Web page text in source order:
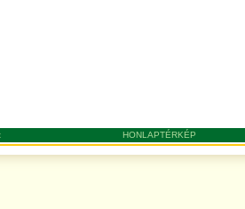
HONLAPTÉRKÉP